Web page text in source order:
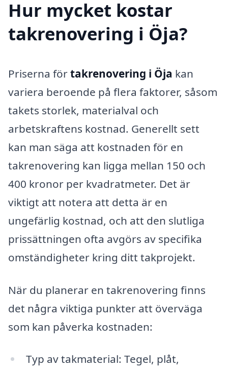
Hur mycket kostar
takrenovering i Öja?
Priserna förtakrenovering i Öja kan
variera beroende på flera faktorer, såsom
takets storlek, materialval och
arbetskraftens kostnad. Generellt sett
kan man säga att kostnaden för en
takrenovering kan ligga mellan 150 och
400 kronor per kvadratmeter. Det är
viktigt att notera att detta är en
ungefärlig kostnad, och att den slutliga
prissättningen ofta avgörs av specifika
omständigheter kring ditt takprojekt.
När du planerar en takrenovering finns
det några viktiga punkter att överväga
som kan påverka kostnaden:
Typ av takmaterial: Tegel, plåt,